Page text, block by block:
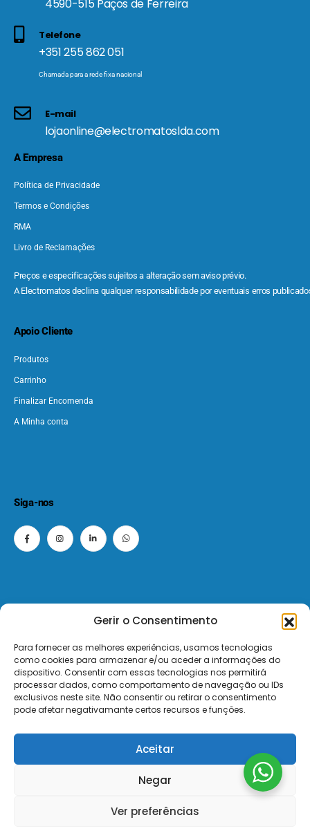
Gerir o Consentimento
Para fornecer as melhores experiências, usamos tecnologias
como cookies para armazenar e/ou aceder a informações do
dispositivo. Consentir com essas tecnologias nos permitirá
processar dados, como comportamento de navegação ou IDs
exclusivos neste site. Não consentir ou retirar o consentimento
pode afetar negativamante certos recursos e funções.
Aceitar
Negar
Ver preferências
4590-515 Paços de Ferreira
Telefone
+351 255 862 051
Chamada para a rede fixa nacional
E-mail
lojaonline@electromatoslda.com
A Empresa
Política de Privacidade
Termos e Condições
RMA
Livro de Reclamações
Preços e especificações sujeitos a alteração sem aviso prévio.
A Electromatos declina qualquer responsabilidade por eventuais erros
Apoio Cliente
Produtos
Carrinho
Finalizar Encomenda
A Minha conta
Siga-nos
Site by VC.
Pagamentos Seguros MB | MB WAY | Transferência Bancária | Payshop | Visa | Mastercard | Visa